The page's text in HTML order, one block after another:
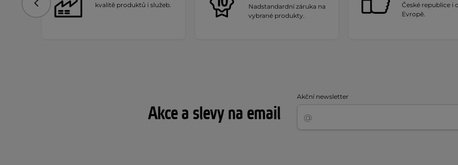
kvalitě produktů i služeb.
Nadstandardní záruka na
vybrané produkty.
České republice i
Evropě.
Předchozí
Akce a slevy na email
Akční newsletter